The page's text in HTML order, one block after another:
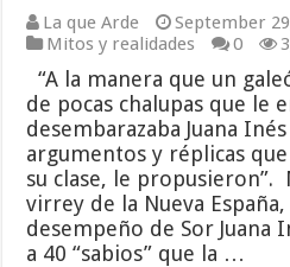
La que Arde
September
Mitos y realidades
0
“A la manera que un
de pocas chalupas que le
desembarazaba Juana
argumentos y réplicas
su clase, le propusieron”.
virrey de la Nueva
desempeño de Sor Juana
a 40 “sabios” que la …